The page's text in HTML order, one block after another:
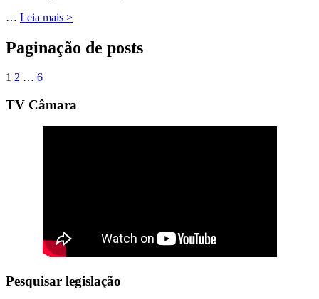
… Leia mais >
Paginação de posts
1 2 … 6
TV Câmara
Pesquisar legislação